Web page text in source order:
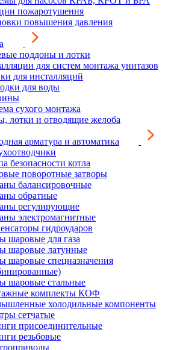
пожаротушения
повышения давления
поддоны и лотки
для систем монтажа унитазов
для инсталляций
для воды
сухого монтажа
лотки и отводящие желоба
арматура и автоматика
безопасности котла
поворотные затворы
балансировочные
обратные
регулирующие
электромагнитные
гидроударов
шаровые для газа
шаровые латунные
шаровые спецназначения
шаровые стальные
комплекты КОФ
холодильные компоненты
сетчатые
присоединительные
резьбовые